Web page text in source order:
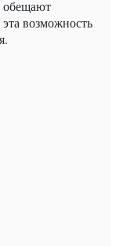
обещают
возможность